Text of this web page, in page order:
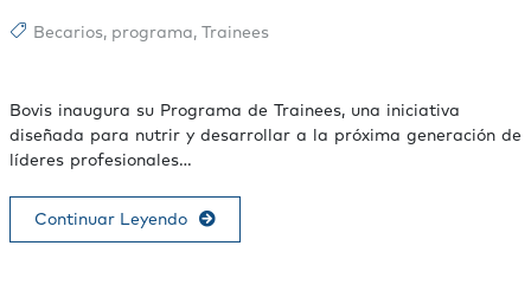
Becarios, programa, Trainees
Bovis inaugura su Programa de Trainees, una iniciativa
diseñada para nutrir y desarrollar a la próxima generación de
líderes profesionales…
Continuar Leyendo